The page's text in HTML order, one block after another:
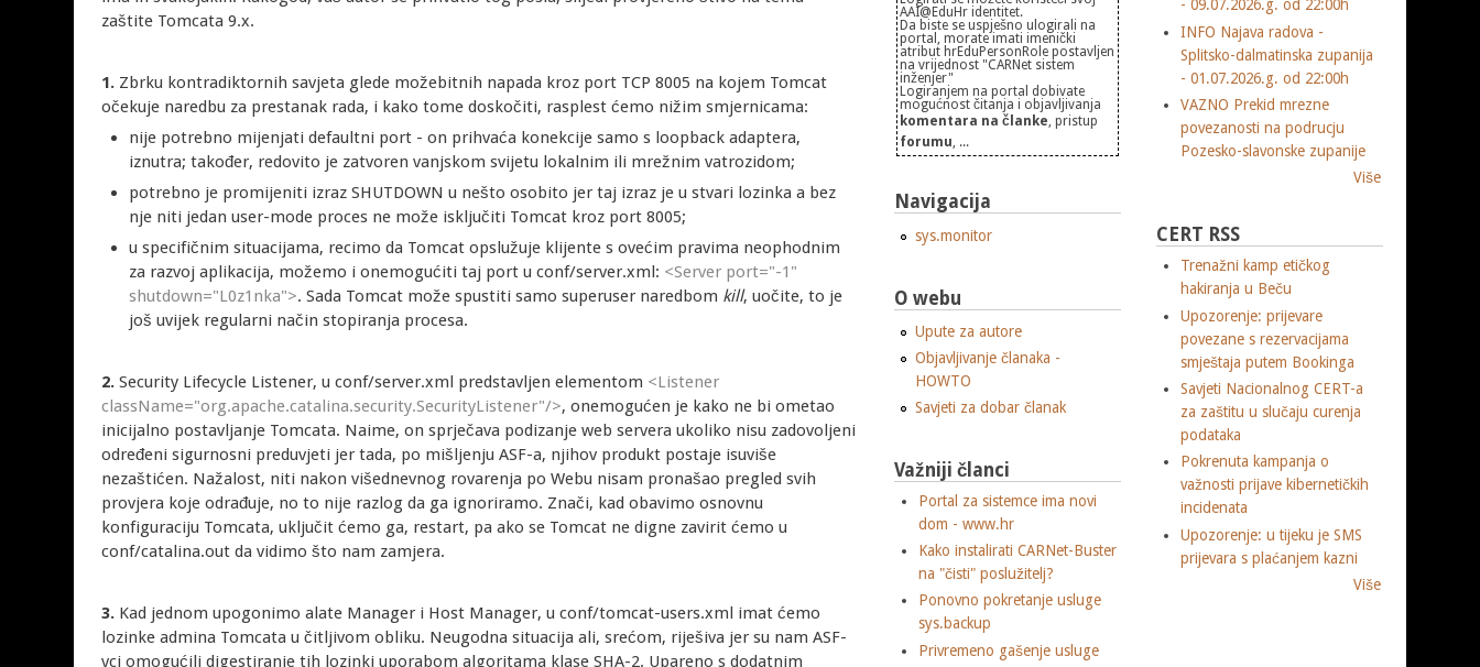
zaštite Tomcata 9.x.
1. Zbrku kontradiktornih savjeta glede možebitnih napada kroz port TCP 8005 na kojem Tomcat
očekuje naredbu za prestanak rada, i kako tome doskočiti, rasplest ćemo nižim smjernicama:
nije potrebno mijenjati defaultni port - on prihvaća konekcije samo s loopback adaptera,
iznutra; također, redovito je zatvoren vanjskom svijetu lokalnim ili mrežnim vatrozidom;
potrebno je promijeniti izraz SHUTDOWN u nešto osobito jer taj izraz je u stvari lozinka a bez
nje niti jedan user-mode proces ne može isključiti Tomcat kroz port 8005;
u specifičnim situacijama, recimo da Tomcat opslužuje klijente s ovećim pravima neophodnim
za razvoj aplikacija, možemo i onemogućiti taj port u conf/server.xml: <Server port="-1"
shutdown="L0z1nka">. Sada Tomcat može spustiti samo superuser naredbom kill, uočite, to je
još uvijek regularni način stopiranja procesa.
2. Security Lifecycle Listener, u conf/server.xml predstavljen elementom <Listener
className="org.apache.catalina.security.SecurityListener"/>, onemogućen je kako ne bi ometao
inicijalno postavljanje Tomcata. Naime, on sprječava podizanje web servera ukoliko nisu zadovoljeni
određeni sigurnosni preduvjeti jer tada, po mišljenju ASF-a, njihov produkt postaje isuviše
nezaštićen. Nažalost, niti nakon višednevnog rovarenja po Webu nisam pronašao pregled svih
provjera koje odrađuje, no to nije razlog da ga ignoriramo. Znači, kad obavimo osnovnu
konfiguraciju Tomcata, uključit ćemo ga, restart, pa ako se Tomcat ne digne zavirit ćemo u
conf/catalina.out da vidimo što nam zamjera.
3. Kad jednom upogonimo alate Manager i Host Manager, u conf/tomcat-users.xml imat ćemo
lozinke admina Tomcata u čitljivom obliku. Neugodna situacija ali, srećom, riješiva jer su nam ASF-
vci omogućili digestiranje tih lozinki uporabom algoritama klase SHA-2. Upareno s dodatnim
AAI@EduHr identitet.
Da biste se uspješno ulogirali na
portal, morate imati imenički
atribut hrEduPersonRole postavljen
na vrijednost "CARNet sistem
inženjer"
Logiranjem na portal dobivate
mogućnost čitanja i objavljivanja
komentara na članke, pristup
forumu, ...
Navigacija
sys.monitor
O webu
Upute za autore
Objavljivanje članaka -
HOWTO
Savjeti za dobar članak
Važniji članci
Portal za sistemce ima novi
dom - www.hr
Kako instalirati CARNet-Buster
na "čisti" poslužitelj?
Ponovno pokretanje usluge
sys.backup
Privremeno gašenje usluge
- 09.07.2026.g. od 22:00h
INFO Najava radova -
Splitsko-dalmatinska zupanija
- 01.07.2026.g. od 22:00h
VAZNO Prekid mrezne
povezanosti na podrucju
Pozesko-slavonske zupanije
Više
CERT RSS
Trenažni kamp etičkog
hakiranja u Beču
Upozorenje: prijevare
povezane s rezervacijama
smještaja putem Bookinga
Savjeti Nacionalnog CERT-a
za zaštitu u slučaju curenja
podataka
Pokrenuta kampanja o
važnosti prijave kibernetičkih
incidenata
Upozorenje: u tijeku je SMS
prijevara s plaćanjem kazni
Više